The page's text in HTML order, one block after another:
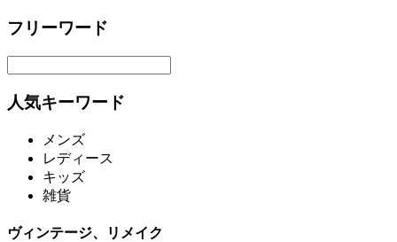
フリーワード
人気キーワード
メンズ
レディース
キッズ
雑貨
ヴィンテージ、リメイク